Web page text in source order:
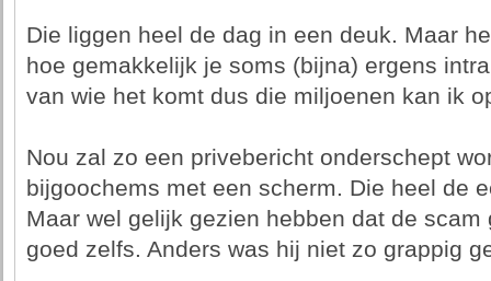
Die liggen heel de dag in een deuk. Maar
hoe gemakkelijk je soms (bijna) ergens
van wie het komt dus die miljoenen kan ik
Nou zal zo een privebericht onderschept
bijgoochems met een scherm. Die heel de
Maar wel gelijk gezien hebben dat de
goed zelfs. Anders was hij niet zo grappig